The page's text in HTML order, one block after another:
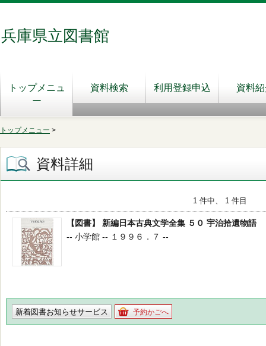
兵庫県立図書館
トップメニュ
ー
資料検索 利用登録申込 資料
トップメニュー >
資料詳細
1 件中、 1 件目
【図書】 新編日本古典文学全集 ５０ 宇治拾遺物語
-- 小学館 -- １９９６．７ --
新着図書お知らせサービス 予約かごへ